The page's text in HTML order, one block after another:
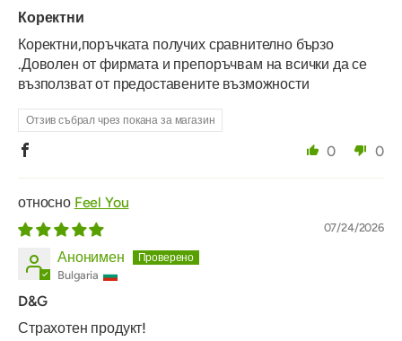
Коректни
Коректни,поръчката получих сравнително бързо
.Доволен от фирмата и препоръчвам на всички да се
възползват от предоставените възможности
Отзив събрал чрез покана за магазин
0 0
Feel You
07/24/2026
Анонимен
Bulgaria
D&G
Страхотен продукт!